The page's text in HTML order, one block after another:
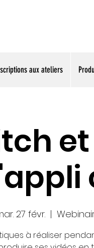
aux ateliers
27 févr.
  |
à réaliser